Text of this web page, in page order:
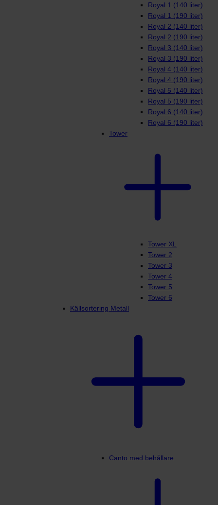
Royal 1 (140 liter)
Royal 1 (190 liter)
Royal 2 (140 liter)
Royal 2 (190 liter)
Royal 3 (140 liter)
Royal 3 (190 liter)
Royal 4 (140 liter)
Royal 4 (190 liter)
Royal 5 (140 liter)
Royal 5 (190 liter)
Royal 6 (140 liter)
Royal 6 (190 liter)
Tower
Tower XL
Tower 2
Tower 3
Tower 4
Tower 5
Tower 6
Källsortering Metall
Canto med behållare